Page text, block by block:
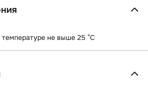
не выше 25 °C